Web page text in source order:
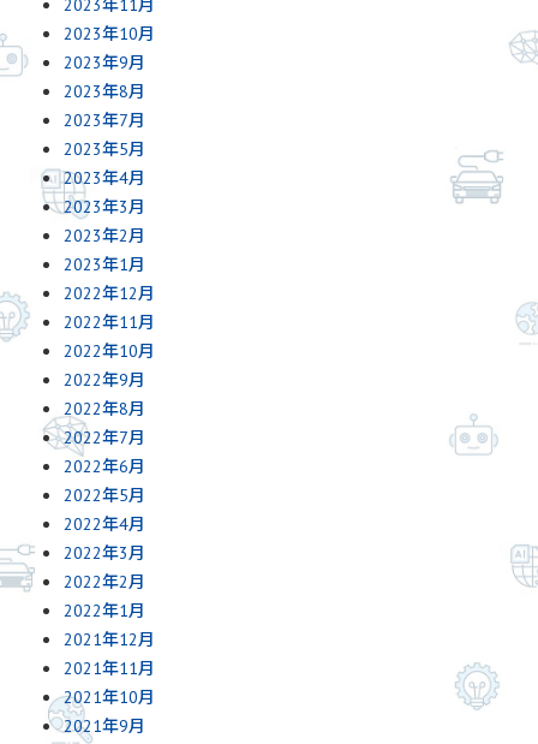
2023年11月
2023年10月
2023年9月
2023年8月
2023年7月
2023年5月
2023年4月
2023年3月
2023年2月
2023年1月
2022年12月
2022年11月
2022年10月
2022年9月
2022年8月
2022年7月
2022年6月
2022年5月
2022年4月
2022年3月
2022年2月
2022年1月
2021年12月
2021年11月
2021年10月
2021年9月